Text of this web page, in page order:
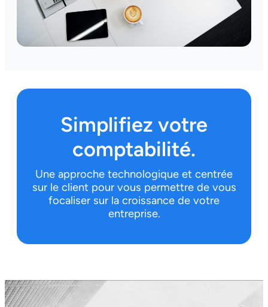
Simplifiez votre
comptabilité.
Une approche technologique et centrée
sur le client pour vous permettre de vous
focaliser sur la croissance de votre
entreprise.